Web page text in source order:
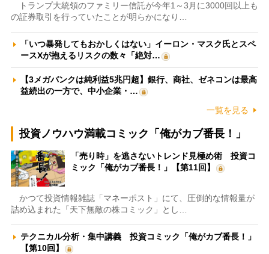
トランプ大統領のファミリー信託が今年1～3月に3000回以上も
の証券取引を行っていたことが明らかになり…
「いつ暴発してもおかしくはない」イーロン・マスク氏とスペ
ースXが抱えるリスクの数々「絶対…
【3メガバンクは純利益5兆円超】銀行、商社、ゼネコンは最高
益続出の一方で、中小企業・…
一覧を見る
投資ノウハウ満載コミック「俺がカブ番長！」
「売り時」を逃さないトレンド見極め術 投資コ
ミック「俺がカブ番長！」【第11回】
かつて投資情報雑誌「マネーポスト」にて、圧倒的な情報量が
詰め込まれた「天下無敵の株コミック」とし…
テクニカル分析・集中講義 投資コミック「俺がカブ番長！」
【第10回】